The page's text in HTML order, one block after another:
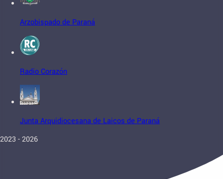
Arzobispado de Paraná
Radio Corazón
Junta Arquidiocesana de Laicos de Paraná
2023 - 2026